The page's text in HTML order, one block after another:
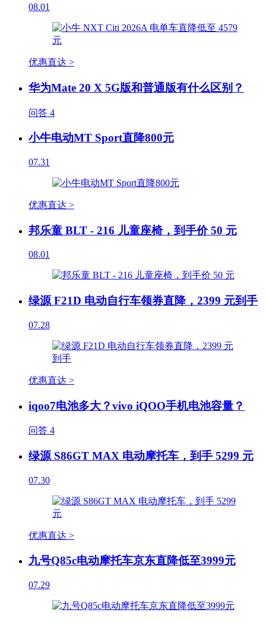
08.01
优惠直达 >
华为Mate 20 X 5G版和普通版有什么区别？
问答 4
小牛电动MT Sport直降800元
07.31
优惠直达 >
邦乐童 BLT - 216 儿童座椅，到手价 50 元
08.01
绿源 F21D 电动自行车领券直降，2399 元到手
07.28
优惠直达 >
iqoo7电池多大？vivo iQOO手机电池容量？
问答 4
绿源 S86GT MAX 电动摩托车，到手 5299 元
07.30
优惠直达 >
九号Q85c电动摩托车京东直降低至3999元
07.29